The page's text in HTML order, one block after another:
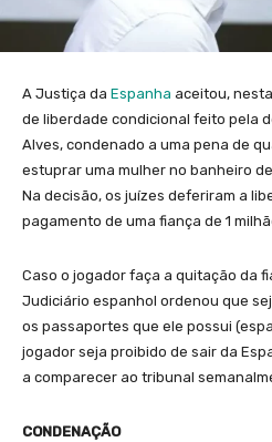
A Justiça da Espanha aceitou,
de liberdade condicional feito pela
Alves, condenado a uma pena de
estuprar uma mulher no banheiro
Na decisão, os juízes deferiram a
pagamento de uma fiança de 1
Caso o jogador faça a quitação da
Judiciário espanhol ordenou que
os passaportes que ele possui
jogador seja proibido de sair da
a comparecer ao tribunal
CONDENAÇÃO